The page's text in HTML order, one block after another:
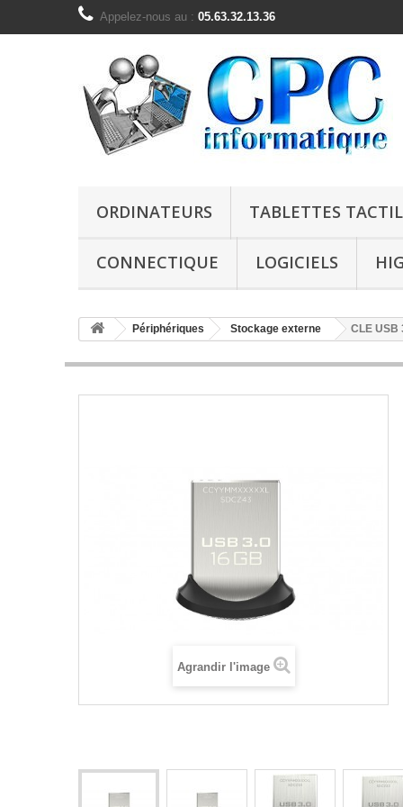
Appelez-nous au : 05.63.32.13.36
ORDINATEURS TABLETTES
CONNECTIQUE LOGICIELS
Périphériques Stockage externe CLE USB
Agrandir l'image